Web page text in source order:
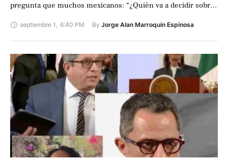
pregunta que muchos mexicanos: “¿Quién va a decidir sobre
septiembre 1 , 6:40 PM By Jorge Alan Marroquin Espinosa